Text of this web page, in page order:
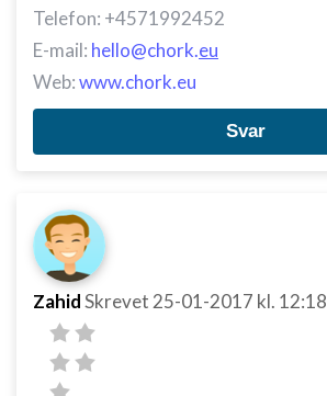
Telefon: +4571992452
E-mail: hello@chork.eu
Web:www.chork.eu
Svar
ZahidSkrevet 25-01-2017 kl. 12:18